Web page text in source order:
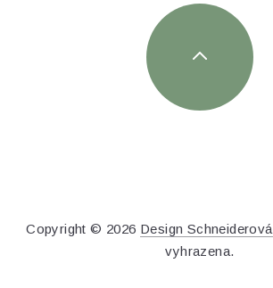
Copyright © 2026 Design Schneiderová
vyhrazena.